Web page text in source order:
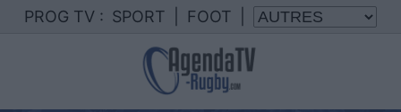
PROG TV : SPORT FOOT